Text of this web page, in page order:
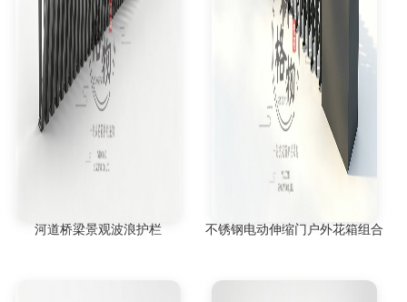
河道桥梁景观波浪护栏 不锈钢电动伸缩门户外花箱组合